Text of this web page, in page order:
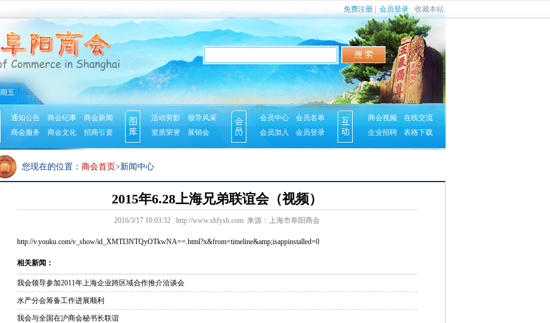
免费注册 会员登录 ·收藏本站
五
通知公告 商会纪事 商会新闻 活动剪影 领导风采 会员中心 会员名单 商会视频
在线交流
商会服务 商会文化 招商引资 资质荣誉 展销会 会员加入 会员登录 企业招聘 表格下载
您现在的位置： 商会首页>新闻中心
2015年6.28上海兄弟联谊会（视频）
2016/3/17 10:03:32 http://www.shfysh.com 来源：上海市阜阳商会
http://v.youku.com/v_show/id_XMTI3NTQyOTkwNA==.html?x&from=timeline&amp;isappinstalled=0
相关新闻：
我会领导参加2011年上海企业跨区域合作推介洽谈会
水产分会筹备工作进展顺利
我会与全国在沪商会秘书长联谊